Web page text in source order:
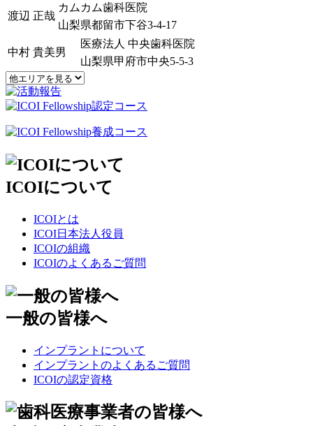
渡辺 正哉
カムカム歯科医院
山梨県都留市下谷3-4-17
中村 貴美男
医療法人 中央歯科医院
山梨県甲府市中央5-5-3
ICOIについて
ICOIとは
ICOI日本法人役員
ICOIの組織
ICOIのよくあるご質問
一般の皆様へ
インプラントについて
インプラントのよくあるご質問
ICOIの認定資格